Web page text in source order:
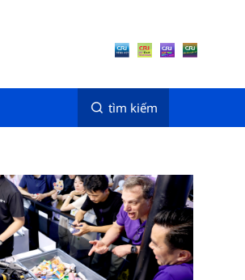
tìm kiếm